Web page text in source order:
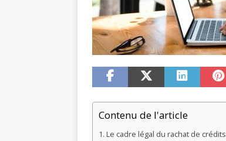
Contenu de l'article
Le cadre légal du rachat de crédits